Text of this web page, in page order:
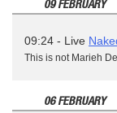
09 FEBRUARY
09:24 - Live
This is not Marieh
06 FEBRUARY